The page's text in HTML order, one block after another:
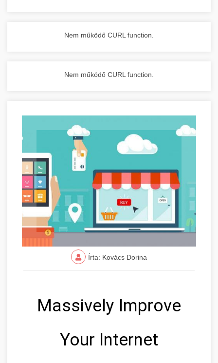
Nem működő CURL function.
Nem működő CURL function.
Írta: Kovács Dorina
Massively Improve
Your Internet